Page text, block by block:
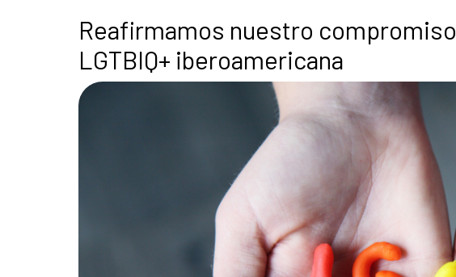
Reafirmamos nuestro
LGTBIQ+ iberoamericana